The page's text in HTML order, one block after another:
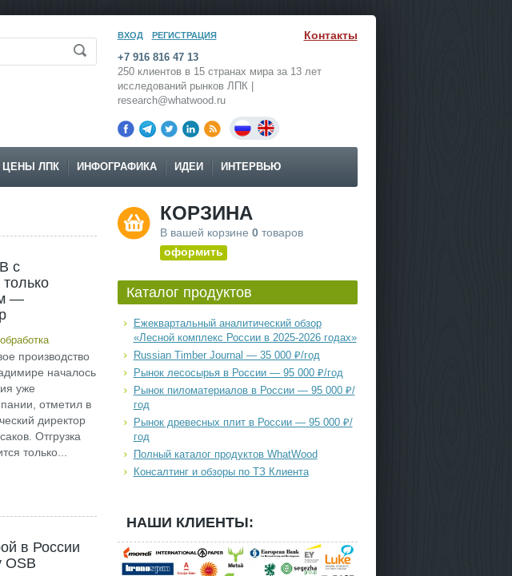
ВХОД РЕГИСТРАЦИЯ Контакты
+7 916 816 47 13
250 клиентов в 15 странах мира за 13 лет
исследований рынков ЛПК |
research@whatwood.ru
ЦЕНЫ ЛПК ИНФОГРАФИКА ИДЕИ ИНТЕРВЬЮ
с
—
производство
началось
уже
отметил в
директор
Отгрузка
только...
в России
OSB
КОРЗИНА
В вашей корзине 0товаров
оформить
Каталог продуктов
Ежеквартальный аналитический обзор
«Лесной комплекс России в 2025-2026 годах»
Russian Timber Journal — 35 000 ₽/год
Рынок лесосырья в России — 95 000 ₽/год
Рынок пиломатериалов в России — 95 000 ₽/
год
Рынок древесных плит в России — 95 000 ₽/
год
Полный каталог продуктов WhatWood
Консалтинг и обзоры по ТЗ Клиента
НАШИ КЛИЕНТЫ: